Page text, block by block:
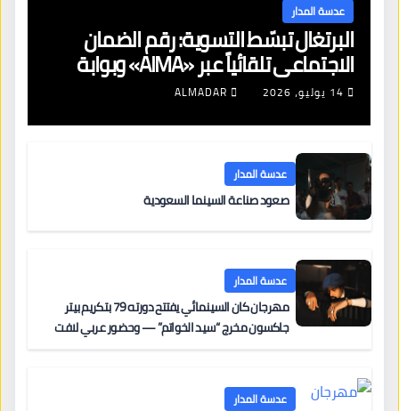
عدسة المدار
البرتغال تبسّط التسوية: رقم الضمان
الاجتماعي تلقائياً عبر «AIMA» وبوابة
جديدة لتجديد الإقامات
14 يوليو، 2026 ALMADAR
عدسة المدار
صعود صناعة السينما السعودية
عدسة المدار
مهرجان كان السينمائي يفتتح دورته 79 بتكريم بيتر
جاكسون مخرج “سيد الخواتم” — وحضور عربي لافت
عدسة المدار